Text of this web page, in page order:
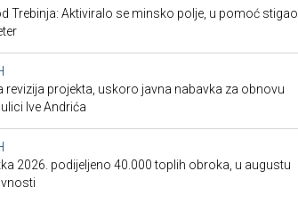
Trebinja: Aktiviralo se minsko polje, u pomoć stigao
revizija projekta, uskoro javna nabavka za obnovu
Ive Andrića
2026. podijeljeno 40.000 toplih obroka, u augustu